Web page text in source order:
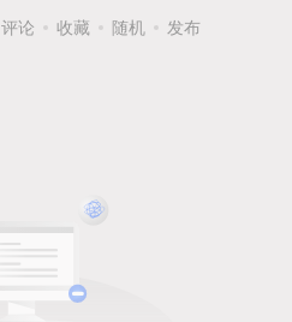
评论 收藏 随机 发布